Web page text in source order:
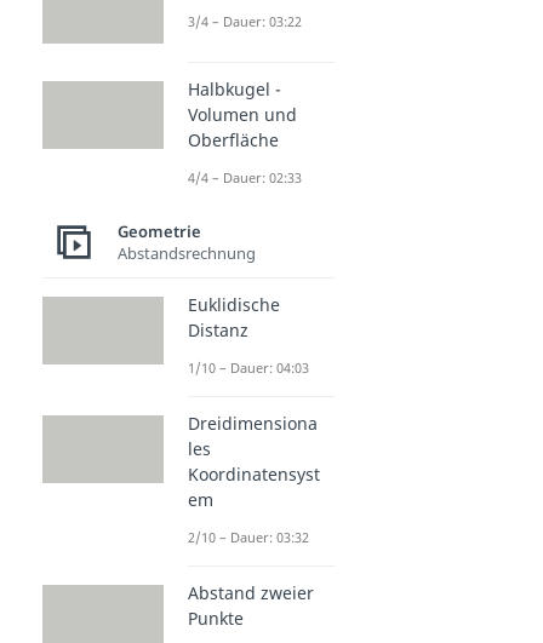
3/4 – Dauer: 03:22
Halbkugel -
Volumen und
Oberfläche
4/4 – Dauer: 02:33
Geometrie
Abstandsrechnung
Euklidische
Distanz
1/10 – Dauer: 04:03
Dreidimensiona
les
Koordinatensyst
em
2/10 – Dauer: 03:32
Abstand zweier
Punkte